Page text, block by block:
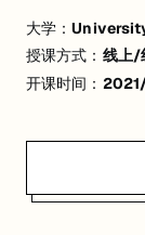
关联大学: University
关联课程:FINS
大学：
授课方式： 线上/
开课时间：